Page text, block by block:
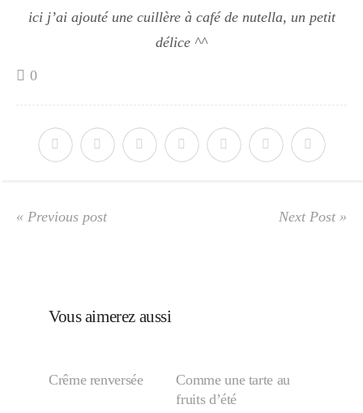
Divers
cupcake
Boulette
ici j’ai ajouté une cuillère à café de nutella, un petit
délice ^^
0
« Previous post Next Post »
Vous aimerez aussi
Crême renversée
Comme une tarte au
fruits d’été